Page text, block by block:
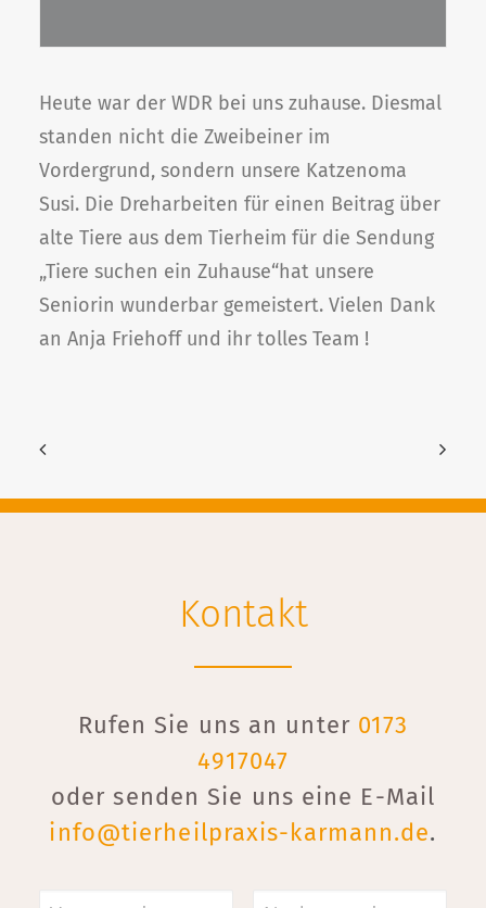
Heute war der WDR bei uns zuhause. Diesmal
standen nicht die Zweibeiner im
Vordergrund, sondern unsere Katzenoma
Susi. Die Dreharbeiten für einen Beitrag über
alte Tiere aus dem Tierheim für die Sendung
„Tiere suchen ein Zuhause“hat unsere
Seniorin wunderbar gemeistert. Vielen Dank
an Anja Friehoff und ihr tolles Team !
Kontakt
Rufen Sie uns an unter 0173
4917047
oder senden Sie uns eine E-Mail
info@tierheilpraxis-karmann.de.